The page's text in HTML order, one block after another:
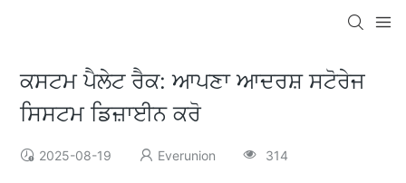
ਕਸਟਮ ਪੈਲੇਟ ਰੈਕ: ਆਪਣਾ ਆਦਰਸ਼ ਸਟੋਰੇਜ
ਸਿਸਟਮ ਡਿਜ਼ਾਈਨ ਕਰੋ
2025-08-19 Everunion 314